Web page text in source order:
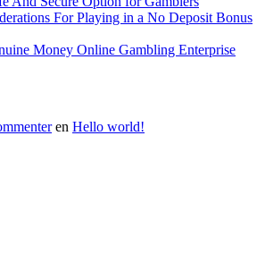
For Playing in a No Deposit Bonus
Money Online Gambling Enterprise
en Hello world!